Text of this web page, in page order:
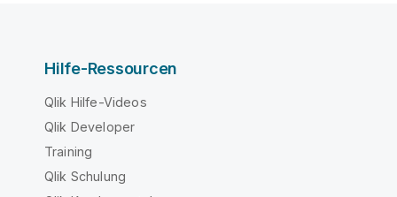
Hilfe-Ressourcen
Qlik Hilfe-Videos
Qlik Developer
Training
Qlik Schulung